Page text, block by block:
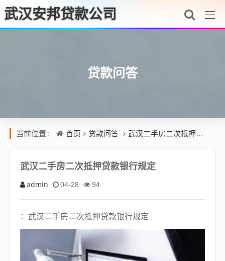
武汉安邦贷款公司
贷款问答
当前位置： 首页 贷款问答 武汉二手房二次抵押贷款银行规定
武汉二手房二次抵押贷款银行规定
admin 04-28 94
：武汉二手房二次抵押贷款银行规定